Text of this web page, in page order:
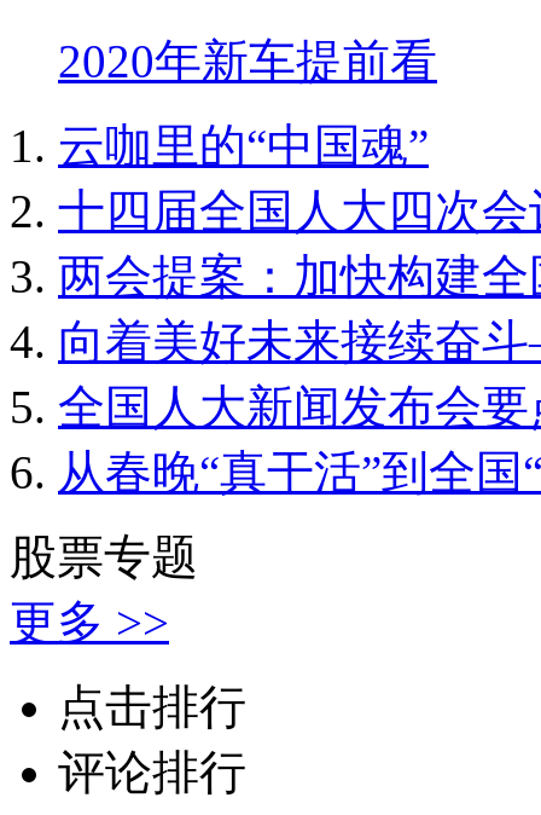
2020年新车提前看
云咖里的“中国魂”
十四届全国人大四次
两会提案：加快构建
向着美好未来接续奋
全国人大新闻发布会
从春晚“真干活”到全
股票专题
更多 >>
点击排行
评论排行